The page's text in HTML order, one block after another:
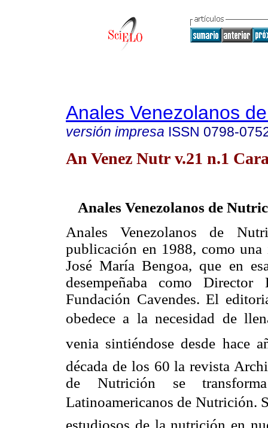
Anales Venezolanos
versión impresa ISSN 0798-
An Venez Nutr v.21 n.1
Anales Venezolanos de
Anales Venezolanos de
publicación en 1988, como
José María Bengoa, que en
desempeñaba como
Fundación Cavendes. El
obedece a la necesidad de
venia sintiéndose desde hace
década de los 60 la revista
de Nutrición se
Latinoamericanos de Nutrición.